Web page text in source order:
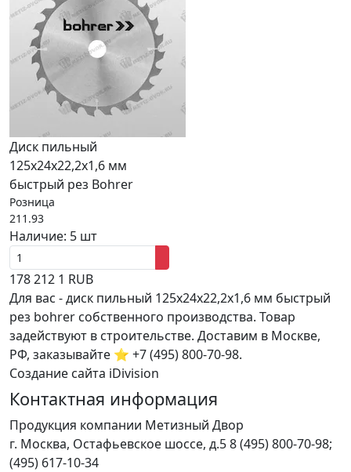
Диск пильный
125х24х22,2х1,6 мм
быстрый рез Bohrer
Розница
211.93
Наличие: 5 шт
178212 1 RUB
Для вас - диск пильный 125х24х22,2х1,6 мм быстрый
рез bohrer собственного производства. Товар
задействуют в строительстве. Доставим в Москве,
РФ, заказывайте ⭐ +7 (495) 800-70-98.
Создание сайта iDivision
Контактная информация
Продукция компании Метизный Двор
г. Москва, Остафьевское шоссе, д.58 (495) 800-70-98;
(495) 617-10-34